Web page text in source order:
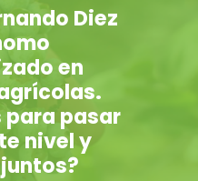
Diez
en
para pasar
nivel y